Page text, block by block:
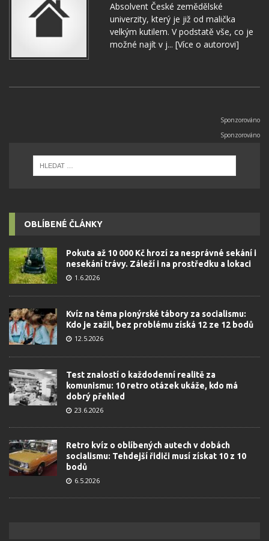
Absolvent České zemědělské
univerzity, který je již od malička
velkým kutilem. V podstatě vše, co je
možné najít v j... [Více o autorovi]
OBLÍBENÉ ČLÁNKY
Pokuta až 10 000 Kč hrozí za nesprávné sekání i
nesekání trávy. Záleží i na prostředku a lokaci
1.6.2026
Kvíz na téma pionýrské tábory za socialismu:
Kdo je zažil, bez problému získá 12 ze 12 bodů
12.5.2026
Test znalostí o každodenní realitě za
komunismu: 10 retro otázek ukáže, kdo má
dobrý přehled
23.6.2026
Retro kvíz o oblíbených autech v dobách
socialismu: Tehdejší řidiči musí získat 10 z 10
bodů
6.5.2026